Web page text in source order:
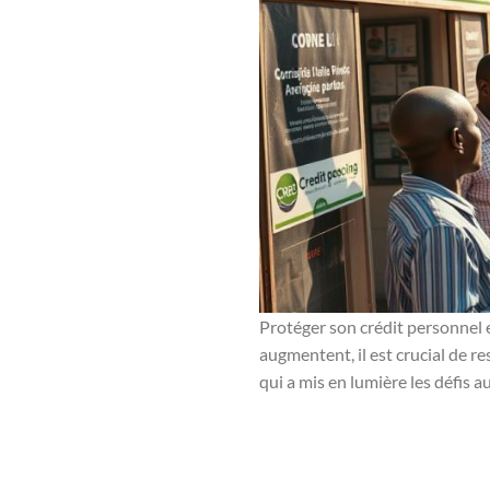
Protéger son crédit personnel
augmentent, il est crucial de
qui a mis en lumière les défis